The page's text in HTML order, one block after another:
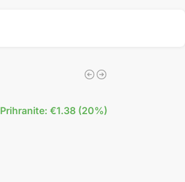
Prihranite: €1.38 (20%)